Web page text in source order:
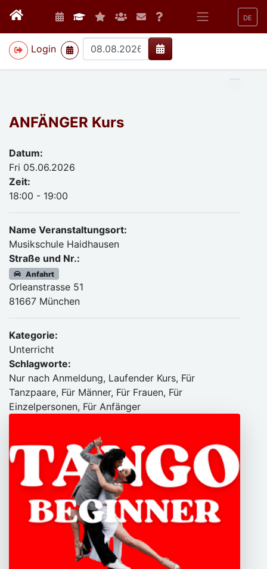
DE
Login
>
ANFÄNGER Kurs
Datum:
Fri 05.06.2026
Zeit:
18:00 - 19:00
Name Veranstaltungsort:
Musikschule Haidhausen
Straße und Nr.:
Anfahrt
Orleanstrasse 51
81667 München
Kategorie:
Unterricht
Schlagworte:
Nur nach Anmeldung, Laufender Kurs, Für
Tanzpaare, Für Männer, Für Frauen, Für
Einzelpersonen, Für Anfänger